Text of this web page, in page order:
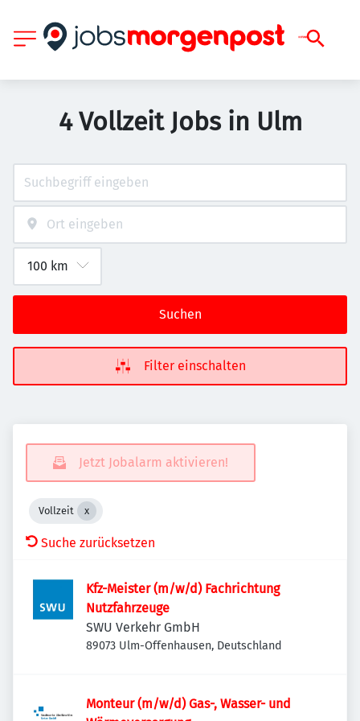
4 Vollzeit Jobs in Ulm
Suchen
Filter einschalten
Jetzt Jobalarm aktivieren!
Vollzeit
Suche zurücksetzen
Kfz-Meister (m/w/d) Fachrichtung
Nutzfahrzeuge
SWU Verkehr GmbH
89073 Ulm-Offenhausen, Deutschland
Monteur (m/w/d) Gas-, Wasser- und